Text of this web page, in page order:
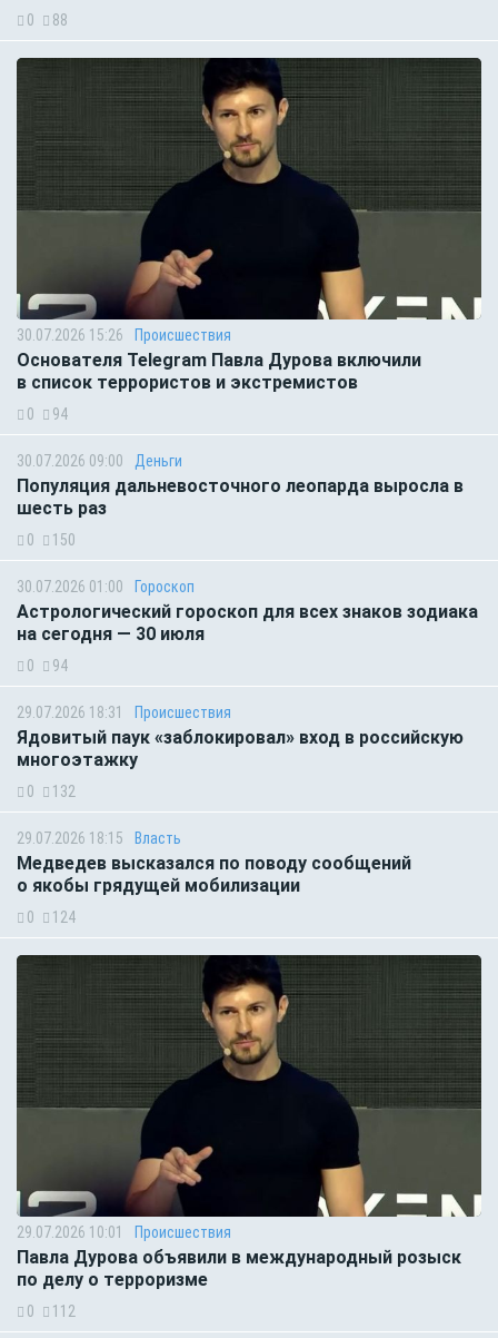
0 88
30.07.2026 15:26 Происшествия
Основателя Telegram Павла Дурова включили
в список террористов и экстремистов
0 94
30.07.2026 09:00 Деньги
Популяция дальневосточного леопарда выросла в
шесть раз
0 150
30.07.2026 01:00 Гороскоп
Астрологический гороскоп для всех знаков зодиака
на сегодня — 30 июля
0 94
29.07.2026 18:31 Происшествия
Ядовитый паук «заблокировал» вход в российскую
многоэтажку
0 132
29.07.2026 18:15 Власть
Медведев высказался по поводу сообщений
о якобы грядущей мобилизации
0 124
29.07.2026 10:01 Происшествия
Павла Дурова объявили в международный розыск
по делу о терроризме
0 112